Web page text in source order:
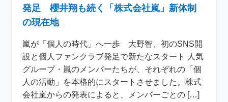
発足 櫻井翔も続く「株式会社嵐」新体制
の現在地
嵐が「個人の時代」へ一歩 大野智、初のSNS開
設と個人ファンクラブ発足で新たなスタート 人気
グループ・嵐のメンバーたちが、それぞれの「個
人の活動」を本格的にスタートさせました。株式
会社嵐からの発表によると、メンバーごとの […]